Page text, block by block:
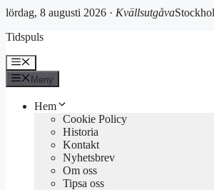
lördag, 8 augusti 2026 · Kvällsutgåva
till
Tidspuls
Meny
Meny
Hem
Cookie Policy
Historia
Kontakt
Nyhetsbrev
Om oss
Tipsa oss